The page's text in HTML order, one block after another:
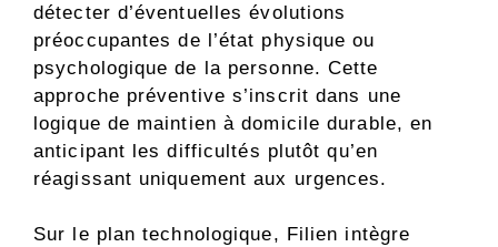
détecter d’éventuelles évolutions
préoccupantes de l’état physique ou
psychologique de la personne. Cette
approche préventive s’inscrit dans une
logique de maintien à domicile durable, en
anticipant les difficultés plutôt qu’en
réagissant uniquement aux urgences.
Sur le plan technologique, Filien intègre